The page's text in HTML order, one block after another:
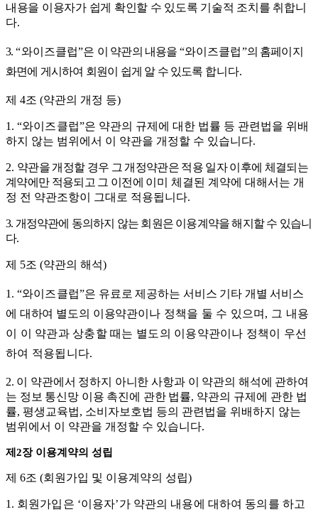
내용을 이용자가 쉽게 확인할 수 있도록 기술적 조치를 취합니
다.
3.“와이즈클럽”은 이 약관의 내용을 “와이즈클럽”의 홈페이지
화면에 게시하여 회원이 쉽게 알 수 있도록 합니다.
제 4조 (약관의 개정 등)
1. “와이즈클럽”은 약관의 규제에 대한 법률 등 관련법을 위배
하지 않는 범위에서 이 약관을 개정할 수 있습니다.
2. 약관을 개정할 경우 그 개정약관은 적용 일자 이후에 체결되는
계약에만 적용되고 그 이전에 이미 체결된 계약에 대해서는 개
정 전 약관조항이 그대로 적용됩니다.
3. 개정약관에 동의하지 않는 회원은 이용계약을 해지할 수 있습니
다.
제 5조 (약관의 해석)
1. “와이즈클럽”은 유료로 제공하는 서비스 기타 개별 서비스
에 대하여 별도의 이용약관이나 정책을 둘 수 있으며 , 그 내용
이 이 약관과 상충할 때는 별도의 이용약관이나 정책이 우선
하여 적용됩니다.
2. 이 약관에서 정하지 아니한 사항과 이 약관의 해석에 관하여
는 정보 통신망 이용 촉진에 관한 법률, 약관의 규제에 관한 법
률, 평생교육법, 소비자보호법 등의 관련법을 위배하지 않는
범위에서 이 약관을 개정할 수 있습니다.
제 2장 이용계약의 성립
제 6조 (회원가입 및 이용계약의 성립)
1. 회원가입은 ‘이용자’가 약관의 내용에 대하여 동의를 하고